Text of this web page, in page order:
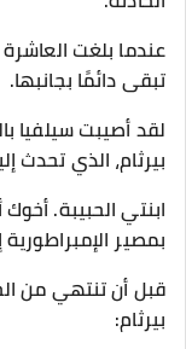
عندما بلغت
تبقى دائمًا بجانبها.
لقد أصيبت سيلفيا
بيرثام، الذي تحدث
ابنتي الحبيبة. أخوك
بمصير
قبل أن تنتهي من
بيرثام: